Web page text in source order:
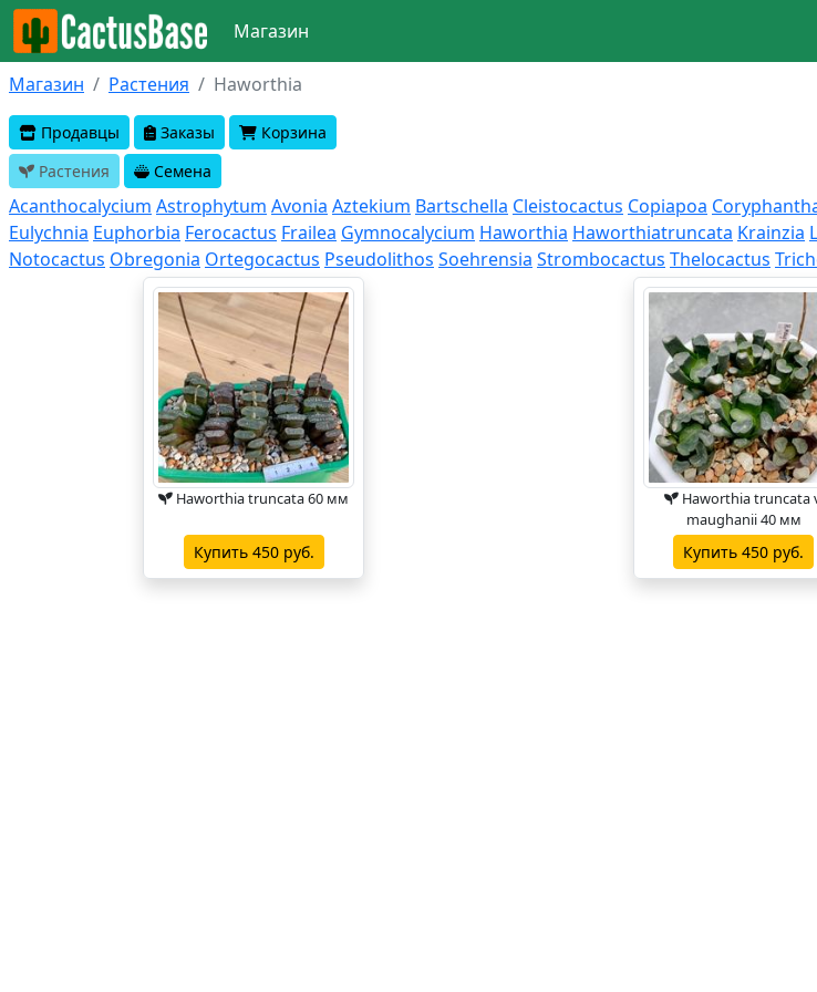
Магазин
Магазин Растения Haworthia
Продавцы Заказы
Корзина
Растения
Семена
Acanthocalycium Astrophytum Avonia Aztekium Bartschella Cleistocactus Copiapoa
Eulychnia Euphorbia Ferocactus Frailea Gymnocalycium Haworthia Haworthiatruncata Krainzia
Notocactus Obregonia Ortegocactus Pseudolithos Soehrensia Strombocactus Thelocactus
Haworthia truncata 60 мм
Купить 450 руб.
Haworthia truncata
maughanii 40 мм
Купить 450 руб.